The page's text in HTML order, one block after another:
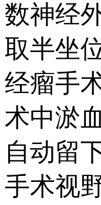
数神经
取半坐
经瘤手
术中淤
自动留
手术视